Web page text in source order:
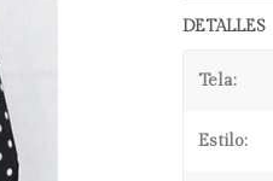
DETALLES
Tela:
Estilo: